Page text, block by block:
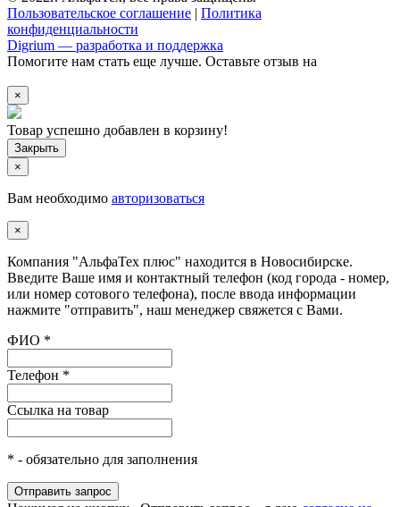
Пользовательское соглашение | Политика
конфиденциальности
Digrium — разработка и поддержка
Помогите нам стать еще лучше. Оставьте отзыв на
×
Товар успешно добавлен в корзину!
×
Вам необходимо авторизоваться
×
Компания "АльфаТех плюс" находится в Новосибирске.
Введите Ваше имя и контактный телефон (код города - номер,
или номер сотового телефона), после ввода информации
нажмите "отправить", наш менеджер свяжется с Вами.
ФИО *
Телефон *
Ссылка на товар
* - обязательно для заполнения